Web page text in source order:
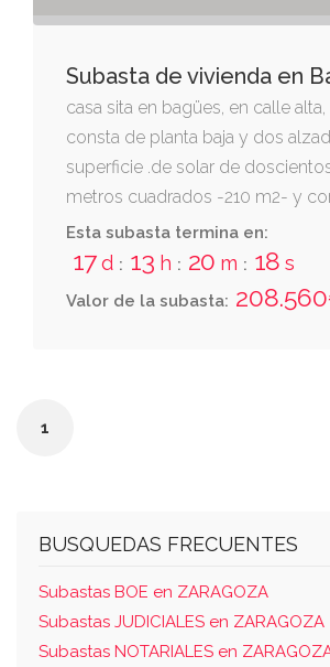
Subasta de vivienda en
casa sita en bagües, en calle
consta de planta baja y dos
superficie .de solar de
metros cuadrados -210 m2- y
total de seiscientos treinta
-630 m2- linda: derecha
izquierda, josefina iñiguez
monica elena de la salud perez.
Esta subasta termina en:
17d : 13 h : 20 m : 18 s
Valor de la subasta:
1
BUSQUEDAS FRECUENTES
Subastas BOE en ZARAGOZA
Subastas JUDICIALES en ZARAGOZA
Subastas NOTARIALES en